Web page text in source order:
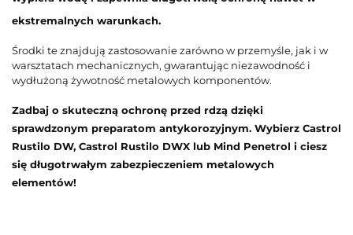
ekstremalnych warunkach.
Środki te znajdują zastosowanie zarówno w przemyśle, jak i w
warsztatach mechanicznych, gwarantując niezawodność i
wydłużoną żywotność metalowych komponentów.
Zadbaj o skuteczną ochronę przed rdzą dzięki
sprawdzonym preparatom antykorozyjnym. Wybierz Castrol
Rustilo DW, Castrol Rustilo DWX lub Mind Penetrol i ciesz
się długotrwałym zabezpieczeniem metalowych
elementów!